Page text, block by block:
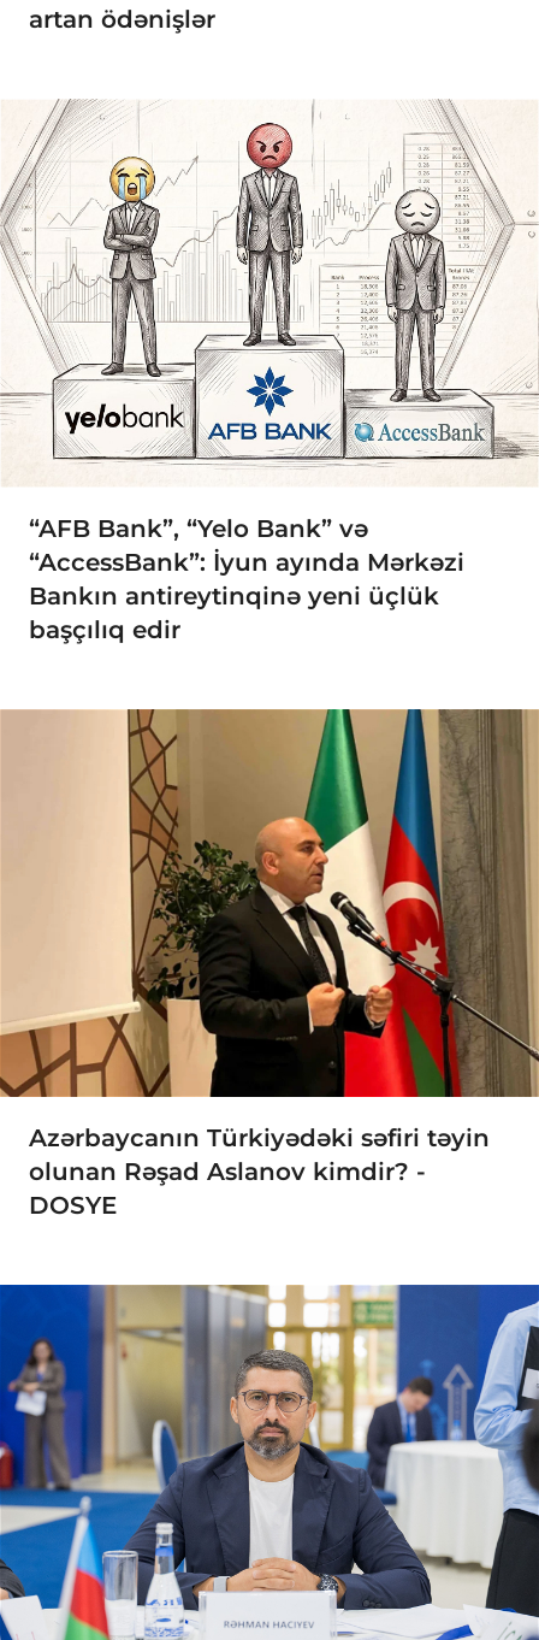
artan ödənişlər
“AFB Bank”, “Yelo Bank” və
“AccessBank”: İyun ayında Mərkəzi
Bankın antireytinqinə yeni üçlük
başçılıq edir
Azərbaycanın Türkiyədəki səfiri təyin
olunan Rəşad Aslanov kimdir? -
DOSYE